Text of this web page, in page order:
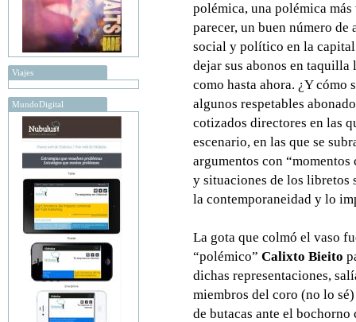
Viajes
MundoDigital
polémica, una polémica
parecer, un buen número de
social y político en la capital
dejar sus abonos en taquilla
como hasta ahora. ¿Y cómo
algunos respetables
cotizados directores en las
escenario, en las que se
argumentos con
y situaciones de los libretos
la contemporaneidad y lo
La gota que colmó el vaso
“polémico” Calixto Bieito
dichas representaciones,
miembros del coro (no lo
de butacas ante el